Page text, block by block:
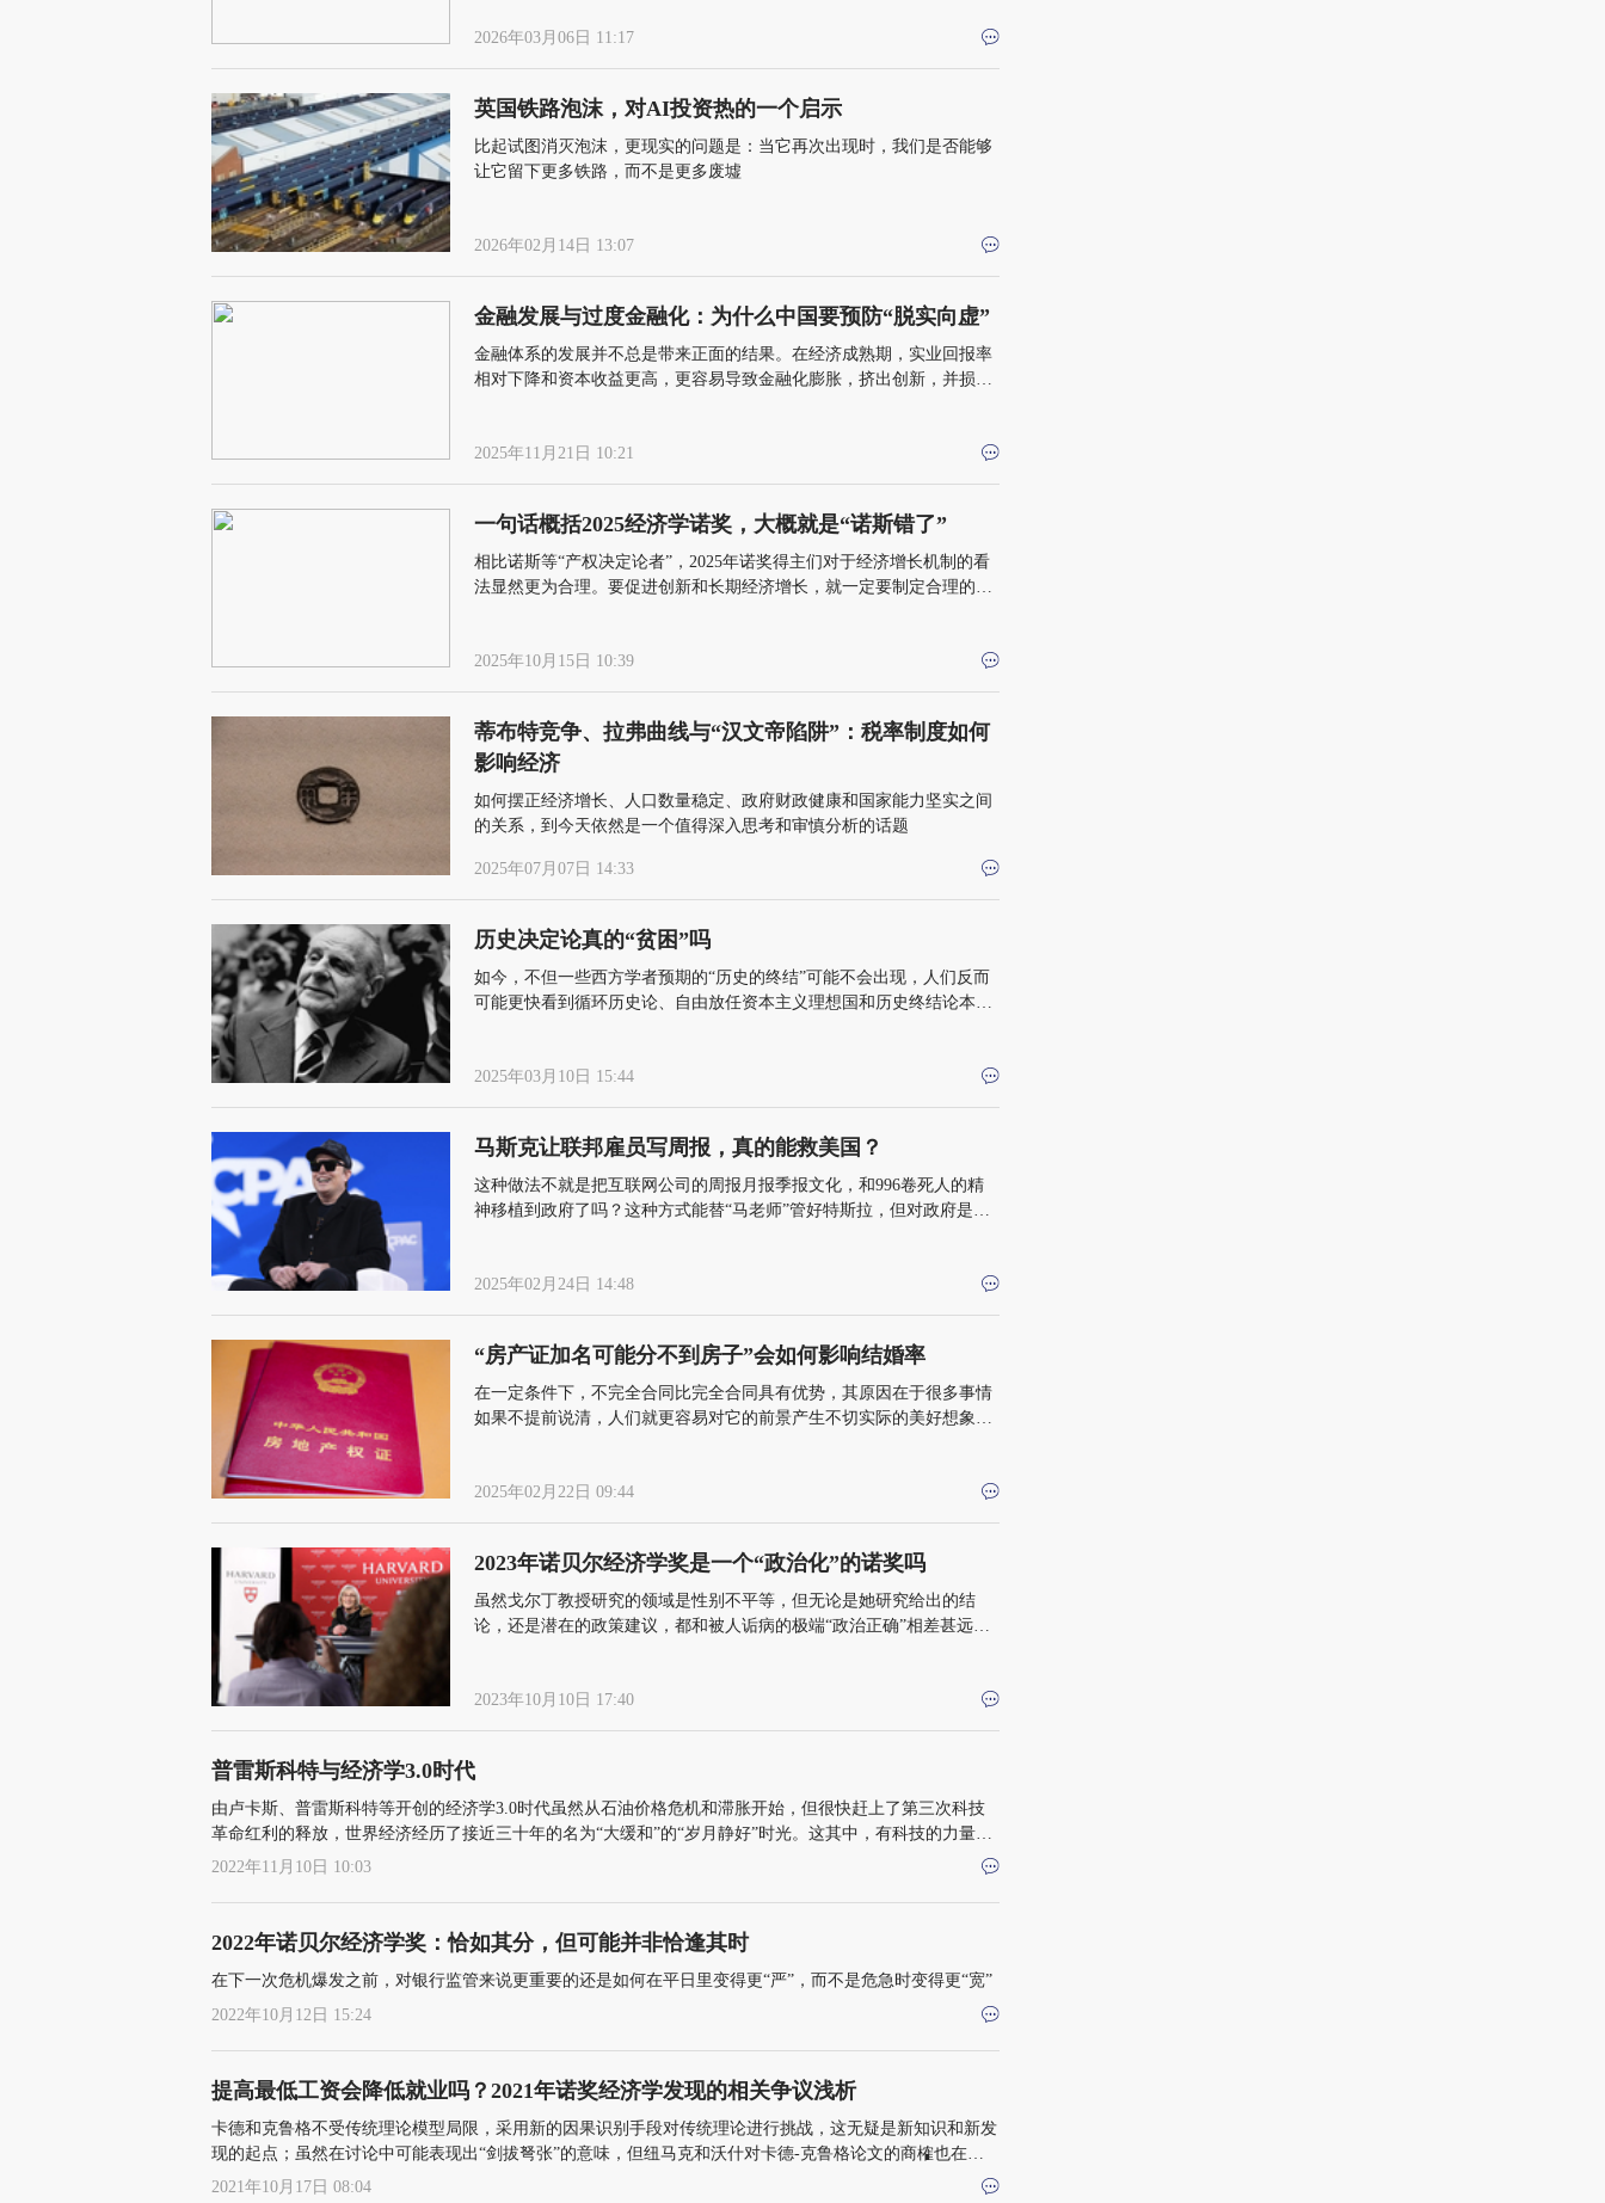
2026年03月06日 11:17
英国铁路泡沫，对AI投资热的一个启示
比起试图消灭泡沫，更现实的问题是：当它再次出现时，我们是否能够
让它留下更多铁路，而不是更多废墟
2026年02月14日 13:07
金融发展与过度金融化：为什么中国要预防“脱实向虚”
金融体系的发展并不总是带来正面的结果。在经济成熟期，实业回报率
相对下降和资本收益更高，更容易导致金融化膨胀，挤出创新，并损害
2025年11月21日 10:21
一句话概括2025经济学诺奖，大概就是“诺斯错了”
相比诺斯等“产权决定论者”，2025年诺奖得主们对于经济增长机制的看
法显然更为合理。要促进创新和长期经济增长，就一定要制定合理的知
2025年10月15日 10:39
蒂布特竞争、拉弗曲线与“汉文帝陷阱”：税率制度如何
影响经济
如何摆正经济增长、人口数量稳定、政府财政健康和国家能力坚实之间
的关系，到今天依然是一个值得深入思考和审慎分析的话题
2025年07月07日 14:33
历史决定论真的“贫困”吗
如今，不但一些西方学者预期的“历史的终结”可能不会出现，人们反而
可能更快看到循环历史论、自由放任资本主义理想国和历史终结论本身
2025年03月10日 15:44
马斯克让联邦雇员写周报，真的能救美国？
这种做法不就是把互联网公司的周报月报季报文化，和996卷死人的精
神移植到政府了吗？这种方式能替“马老师”管好特斯拉，但对政府是否
2025年02月24日 14:48
“房产证加名可能分不到房子”会如何影响结婚率
在一定条件下，不完全合同比完全合同具有优势，其原因在于很多事情
如果不提前说清，人们就更容易对它的前景产生不切实际的美好想象，
2025年02月22日 09:44
2023年诺贝尔经济学奖是一个“政治化”的诺奖吗
虽然戈尔丁教授研究的领域是性别不平等，但无论是她研究给出的结
论，还是潜在的政策建议，都和被人诟病的极端“政治正确”相差甚远，
2023年10月10日 17:40
普雷斯科特与经济学3.0时代
由卢卡斯、普雷斯科特等开创的经济学3.0时代虽然从石油价格危机和滞胀开始，但很快赶上了第三次科技
革命红利的释放，世界经济经历了接近三十年的名为“大缓和”的“岁月静好”时光。这其中，有科技的力量，
国际局势的总体平稳，一些些运气，当然，也有经济学3.0不可磨灭的功劳
2022年11月10日 10:03
2022年诺贝尔经济学奖：恰如其分，但可能并非恰逢其时
在下一次危机爆发之前，对银行监管来说更重要的还是如何在平日里变得更“严”，而不是危急时变得更“宽”
2022年10月12日 15:24
提高最低工资会降低就业吗？2021年诺奖经济学发现的相关争议浅析
卡德和克鲁格不受传统理论模型局限，采用新的因果识别手段对传统理论进行挑战，这无疑是新知识和新发
现的起点；虽然在讨论中可能表现出“剑拔弩张”的意味，但纽马克和沃什对卡德-克鲁格论文的商榷也在客
观上推动了二人和更多学者用更多数据和方法丰富和完善之前的发现，从而让真相和真知越辩越明
2021年10月17日 08:04